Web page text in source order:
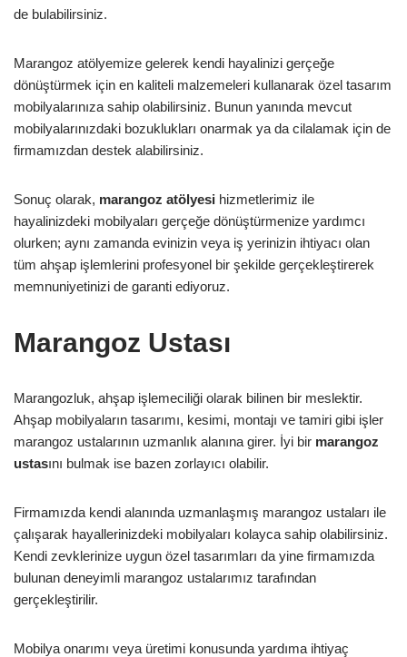
de bulabilirsiniz.
Marangoz atölyemize gelerek kendi hayalinizi gerçeğe
dönüştürmek için en kaliteli malzemeleri kullanarak özel tasarım
mobilyalarınıza sahip olabilirsiniz. Bunun yanında mevcut
mobilyalarınızdaki bozuklukları onarmak ya da cilalamak için de
firmamızdan destek alabilirsiniz.
Sonuç olarak, marangoz atölyesi hizmetlerimiz ile
hayalinizdeki mobilyaları gerçeğe dönüştürmenize yardımcı
olurken; aynı zamanda evinizin veya iş yerinizin ihtiyacı olan
tüm ahşap işlemlerini profesyonel bir şekilde gerçekleştirerek
memnuniyetinizi de garanti ediyoruz.
Marangoz Ustası
Marangozluk, ahşap işlemeciliği olarak bilinen bir meslektir.
Ahşap mobilyaların tasarımı, kesimi, montajı ve tamiri gibi işler
marangoz ustalarının uzmanlık alanına girer. İyi bir marangoz
ustasını bulmak ise bazen zorlayıcı olabilir.
Firmamızda kendi alanında uzmanlaşmış marangoz ustaları ile
çalışarak hayallerinizdeki mobilyaları kolayca sahip olabilirsiniz.
Kendi zevklerinize uygun özel tasarımları da yine firmamızda
bulunan deneyimli marangoz ustalarımız tarafından
gerçekleştirilir.
Mobilya onarımı veya üretimi konusunda yardıma ihtiyaç